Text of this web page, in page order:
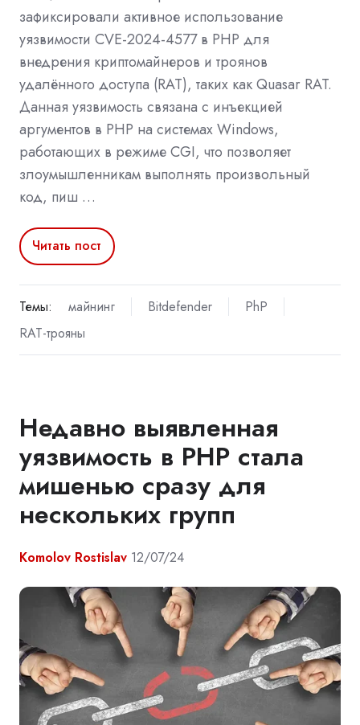
зафиксировали активное использование
уязвимости CVE-2024-4577 в PHP для
внедрения криптомайнеров и троянов
удалённого доступа (RAT), таких как Quasar RAT.
Данная уязвимость связана с инъекцией
аргументов в PHP на системах Windows,
работающих в режиме CGI, что позволяет
злоумышленникам выполнять произвольный
код, пиш …
Читать пост
Темы: майнинг Bitdefender
PhP
RAT-трояны
Недавно выявленная
уязвимость в PHP стала
мишенью сразу для
нескольких групп
Komolov Rostislav 12/07/24